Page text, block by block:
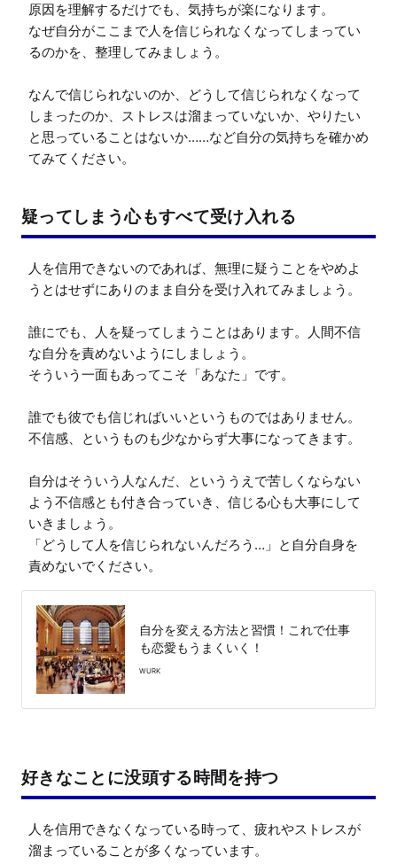
原因を理解するだけでも、気持ちが楽になります。
なぜ自分がここまで人を信じられなくなってしまってい
るのかを、整理してみましょう。
なんで信じられないのか、どうして信じられなくなって
しまったのか、ストレスは溜まっていないか、やりたい
と思っていることはないか……など自分の気持ちを確かめ
疑ってしまう心もすべて受け入れる
人を信用できないのであれば、無理に疑うことをやめよ
うとはせずにありのまま自分を受け入れてみましょう。
誰にでも、人を疑ってしまうことはあります。人間不信
な自分を責めないようにしましょう。
そういう一面もあってこそ「あなた」です。
誰でも彼でも信じればいいというものではありません。
不信感、というものも少なからず大事になってきます。
自分はそういう人なんだ、といううえで苦しくならない
よう不信感とも付き合っていき、信じる心も大事にして
いきましょう。
「どうして人を信じられないんだろう…」と自分自身を
責めないでください。
自分を変える方法と習慣！これで仕事
も恋愛もうまくいく！
WURK
好きなことに没頭する時間を持つ
人を信用できなくなっている時って、疲れやストレスが
溜まっていることが多くなっています。